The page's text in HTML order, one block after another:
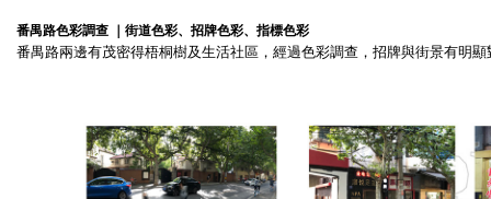
番禺路色彩調查 ｜街道色彩、招牌色彩、指標色彩
番禺路兩邊有茂密得梧桐樹及生活社區，經過色彩調查，招牌與街景有明顯